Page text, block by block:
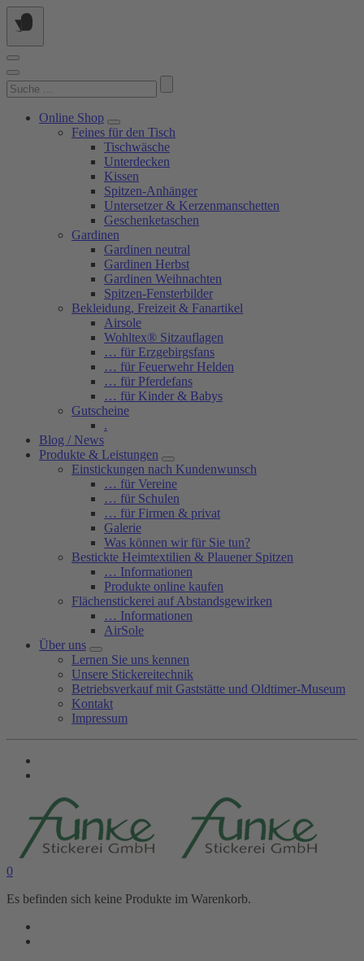
Springe
zum
Suchen
nach:
Online Shop
Feines für den Tisch
Tischwäsche
Unterdecken
Kissen
Spitzen-Anhänger
Untersetzer & Kerzenmanschetten
Geschenketaschen
Gardinen
Gardinen neutral
Gardinen Herbst
Gardinen Weihnachten
Spitzen-Fensterbilder
Bekleidung, Freizeit & Fanartikel
Airsole
Wohltex® Sitzauflagen
… für Erzgebirgsfans
… für Feuerwehr Helden
… für Pferdefans
… für Kinder & Babys
Gutscheine
.
Blog / News
Produkte & Leistungen
Einstickungen nach Kundenwunsch
… für Vereine
… für Schulen
… für Firmen & privat
Galerie
Was können wir für Sie tun?
Bestickte Heimtextilien & Plauener Spitzen
… Informationen
Produkte online kaufen
Flächenstickerei auf Abstandsgewirken
… Informationen
AirSole
Über uns
Lernen Sie uns kennen
Unsere Stickereitechnik
Betriebsverkauf mit Gaststätte und Oldtimer-Museum
Kontakt
Impressum
0
Es befinden sich keine Produkte im Warenkorb.